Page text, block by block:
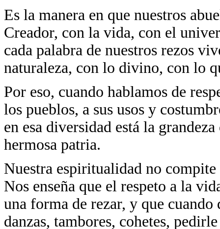
Es la manera en que nuestros
Creador, con la vida, con el
cada palabra de nuestros rezos
naturaleza, con lo divino, con lo
Por eso, cuando hablamos de
los pueblos, a sus usos y
en esa diversidad está la
hermosa patria.
Nuestra espiritualidad no
Nos enseña que el respeto a la
una forma de rezar, y que
danzas, tambores, cohetes,